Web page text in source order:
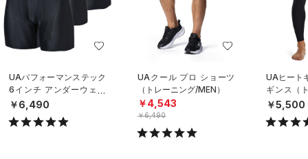
UAパフォーマンステック
6インチ アンダーウェア
（3枚セット）（トレーニ
ング/MEN）
￥6,490
UAクール プロ ショーツ
（トレーニング/MEN）
￥4,543
￥6,490
UAヒート
ギンス（
EN）
￥5,500